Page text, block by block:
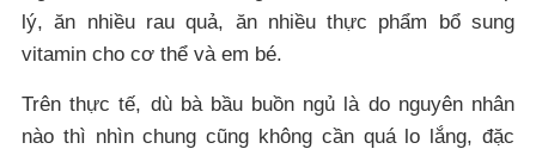
lý, ăn nhiều rau quả, ăn nhiều thực phẩm bổ sung
vitamin cho cơ thể và em bé.
Trên thực tế, dù bà bầu buồn ngủ là do nguyên nhân
nào thì nhìn chung cũng không cần quá lo lắng, đặc